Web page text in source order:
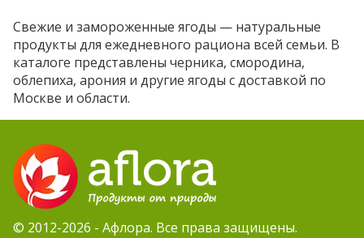
Свежие и замороженные ягоды — натуральные
продукты для ежедневного рациона всей семьи. В
каталоге представлены черника, смородина,
облепиха, арония и другие ягоды с доставкой по
Москве и области.
© 2012-2026 - Афлора. Все права защищены.